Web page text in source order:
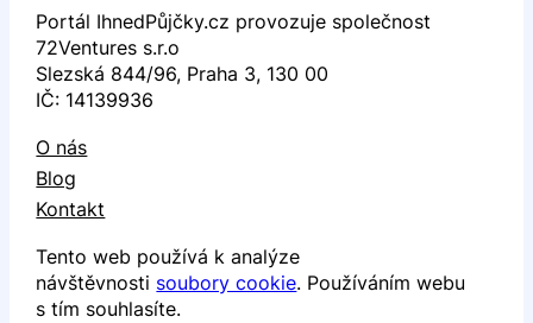
Portál IhnedPůjčky.cz provozuje společnost
72Ventures s.r.o
Slezská 844/96, Praha 3, 130 00
IČ: 14139936
O nás
Blog
Kontakt
Tento web používá k analýze
návštěvnosti soubory cookie. Používáním webu
s tím souhlasíte.